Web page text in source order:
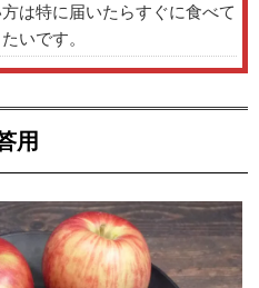
は特に届いたらすぐに食べて
いです。
用